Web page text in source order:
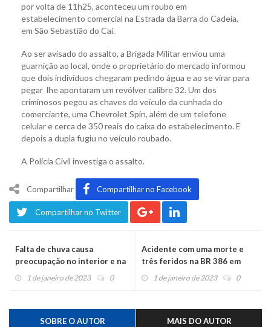
por volta de 11h25, aconteceu um roubo em
estabelecimento comercial na Estrada da Barra do Cadeia,
em São Sebastião do Caí.
Ao ser avisado do assalto, a Brigada Militar enviou uma
guarnição ao local, onde o proprietário do mercado informou
que dois indivíduos chegaram pedindo água e ao se virar para
pegar lhe apontaram um revólver calibre 32. Um dos
criminosos pegou as chaves do veículo da cunhada do
comerciante, uma Chevrolet Spin, além de um telefone
celular e cerca de 350 reais do caixa do estabelecimento. E
depois a dupla fugiu no veículo roubado.
A Polícia Civil investiga o assalto.
Compartilhar Compartilhar no Facebook
Compartilhar no Twitter
Falta de chuva causa
preocupação no interior e na
zona urbana
1 de janeiro de 2023 0
Acidente com uma morte e
três feridos na BR 386 em
Montenegro
1 de janeiro de 2023 0
SOBRE O AUTOR MAIS DO AUTOR